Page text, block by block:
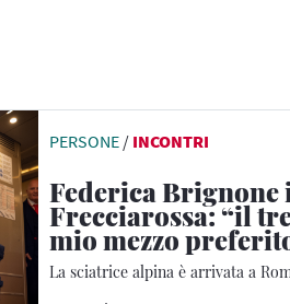
PERSONE / INCONTRI
Federica Brignone
Frecciarossa: “il
mio mezzo
La sciatrice alpina è arrivata a